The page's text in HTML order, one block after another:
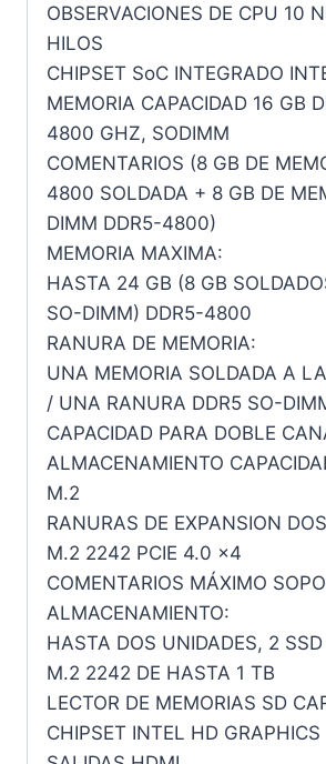
OBSERVACIONES DE CPU 10
HILOS
CHIPSET SoC INTEGRADO
MEMORIA CAPACIDAD 16 GB
4800 GHZ, SODIMM
COMENTARIOS (8 GB DE
4800 SOLDADA + 8 GB DE
DIMM DDR5-4800)
MEMORIA MAXIMA:
HASTA 24 GB (8 GB
SO-DIMM) DDR5-4800
RANURA DE MEMORIA:
UNA MEMORIA SOLDADA A
/ UNA RANURA DDR5 SO-
CAPACIDAD PARA DOBLE
ALMACENAMIENTO
M.2
RANURAS DE EXPANSION
M.2 2242 PCIE 4.0 x4
COMENTARIOS MÁXIMO
ALMACENAMIENTO:
HASTA DOS UNIDADES, 2
M.2 2242 DE HASTA 1 TB
LECTOR DE MEMORIAS SD
CHIPSET INTEL HD GRAPHICS